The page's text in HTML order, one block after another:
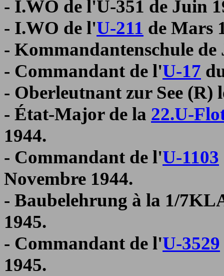
- I.WO de l'U-351 de Juin
- I.WO de l'U-211 de Mars
- Kommandantenschule
- Commandant de l'U-17
- Oberleutnant zur See (R)
- État-Major de la 22.U-
1944.
- Commandant de l'U-1103
Novembre 1944.
- Baubelehrung à la 1/
1945.
- Commandant de l'U-3529
1945.